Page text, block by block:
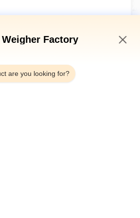
einreichenFactory
are you looking for?